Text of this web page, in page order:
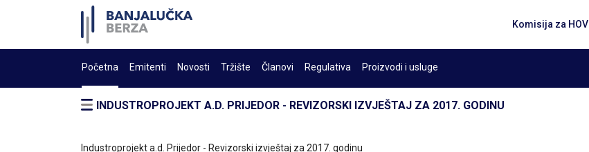
Komisija za HOV
Početna Emitenti Novosti Tržište Članovi Regulativa Proizvodi i usluge
INDUSTROPROJEKT A.D. PRIJEDOR - REVIZORSKI IZVJEŠTAJ ZA 2017. GODINU
Industroprojekt a.d. Prijedor - Revizorski izvještaj za 2017. godinu